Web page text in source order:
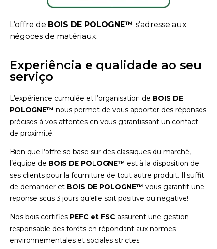
L’offre de BOIS DE POLOGNE™ s’adresse aux
négoces de matériaux.
Experiência e qualidade ao seu
serviço
L’expérience cumulée et l’organisation de BOIS DE
POLOGNE™ nous permet de vous apporter des réponses
précises à vos attentes en vous garantissant un contact
de proximité.
Bien que l’offre se base sur des classiques du marché,
l’équipe de BOIS DE POLOGNE™ est à la disposition de
ses clients pour la fourniture de tout autre produit. Il suffit
de demander et BOIS DE POLOGNE™ vous garantit une
réponse sous 3 jours qu’elle soit positive ou négative!
Nos bois certifiés PEFC et FSC assurent une gestion
responsable des forêts en répondant aux normes
environnementales et sociales strictes.